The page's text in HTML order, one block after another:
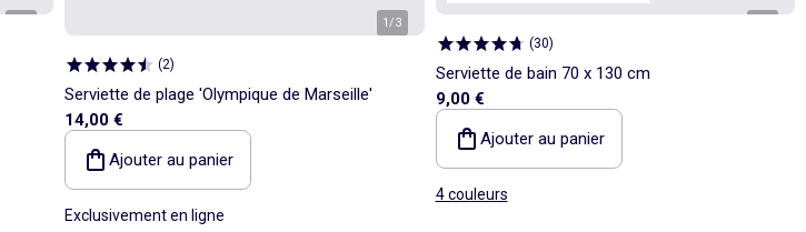
1/3
(2)
Serviette de plage 'Olympique de Marseille'
14,00 €
Ajouter au panier
Exclusivement en ligne
(30)
Serviette de bain 70 x 130 cm
9,00 €
Ajouter au panier
4 couleurs